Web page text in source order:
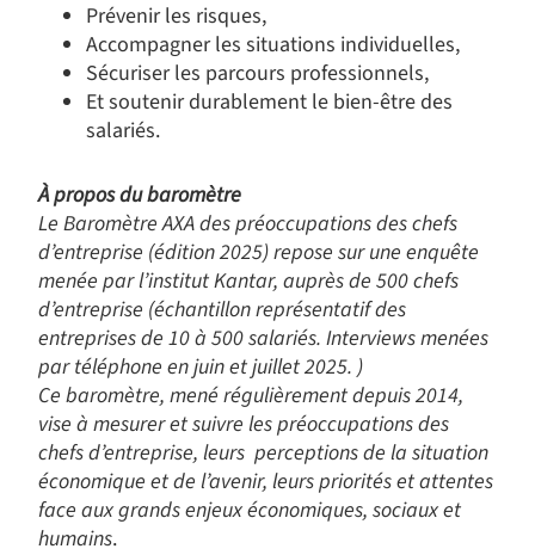
Prévenir les risques,
Accompagner les situations individuelles,
Sécuriser les parcours professionnels,
Et soutenir durablement le bien-être des
salariés.
À propos du baromètre
Le Baromètre AXA des préoccupations des chefs
d’entreprise (édition 2025) repose sur une enquête
menée par l’institut Kantar, auprès de 500 chefs
d’entreprise (échantillon représentatif des
entreprises de 10 à 500 salariés. Interviews menées
par téléphone en juin et juillet 2025. )
Ce baromètre, mené régulièrement depuis 2014,
vise à mesurer et suivre les préoccupations des
chefs d’entreprise, leurs perceptions de la situation
économique et de l’avenir, leurs priorités et attentes
face aux grands enjeux économiques, sociaux et
humains.